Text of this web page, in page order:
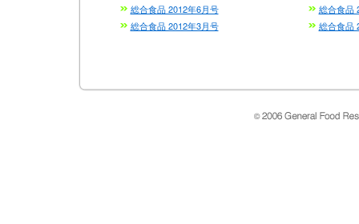
総合食品 2012年6月号
総合食品
総合食品 2012年3月号
総合食品